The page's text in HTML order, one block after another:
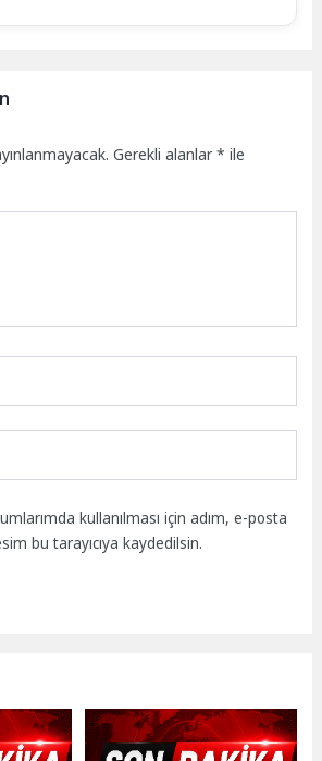
Gerekli alanlar* ile
kullanılması için adım, e-posta
bu tarayıcıya kaydedilsin.